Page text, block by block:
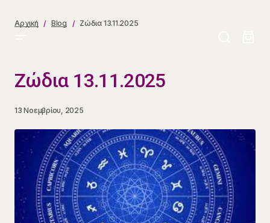
Αρχική Blog Ζώδια 13.11.2025
Ζώδια 13.11.2025
13 Νοεμβρίου, 2025